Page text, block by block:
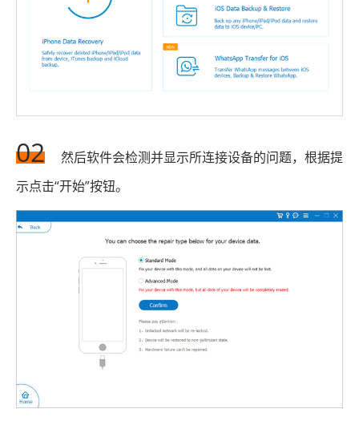
02
然后软件会检测并显示所连接设备的问题，根据提
示点击“开始”按钮。